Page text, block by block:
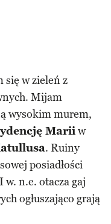
się w zieleń z
Mijam
wysokim murem,
Mariiw
. Ruiny
posiadłości
n.e. otacza gaj
ogłuszająco grają